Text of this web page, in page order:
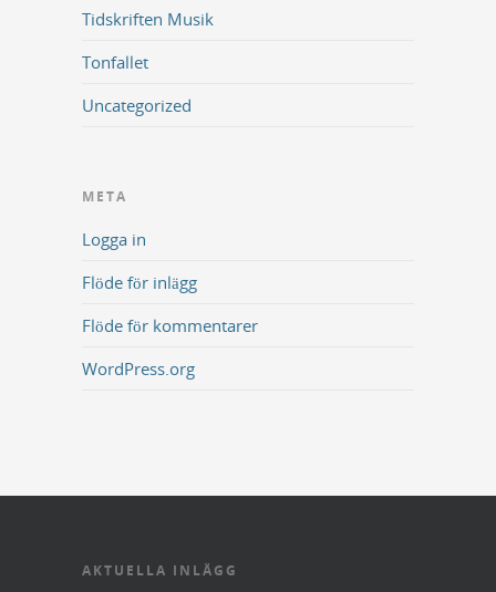
Tidskriften Musik
Tonfallet
Uncategorized
META
Logga in
Flöde för inlägg
Flöde för kommentarer
WordPress.org
AKTUELLA INLÄGG